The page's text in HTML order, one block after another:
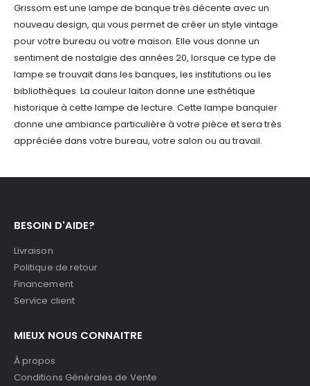
Grissom est une lampe de banque très décente avec un
nouveau design, qui vous permet de créer un style vintage
pour votre bureau ou votre maison. Elle vous donne un
sentiment de nostalgie des années 20, lorsque ce type de
lampe se trouvait dans les banques, les institutions ou les
bibliothèques. La couleur laiton donne une esthétique
historique à cette lampe de lecture. Cette lampe banquier
donne une ambiance particulière à votre pièce et sera très
appréciée dans votre bureau, votre salon ou au travail.
BESOIN D'AIDE?
Livraison
Politique de retour
Financement
Service client
MIEUX NOUS CONNAITRE
À propos
Conditions Générales de Vente